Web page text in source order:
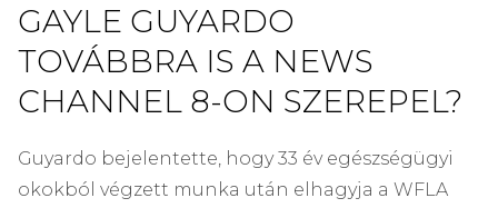
GAYLE GUYARDO
TOVÁBBRA IS A NEWS
CHANNEL 8-ON SZEREPEL?
Guyardo bejelentette, hogy 33 év egészségügyi
okokból végzett munka után elhagyja a WFLA